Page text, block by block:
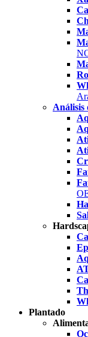
Análisis
Plantado